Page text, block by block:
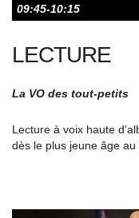
09:45-10:15
LECTURE
La VO des tout-petits
Lecture à voix haute
dès le plus jeune âge au